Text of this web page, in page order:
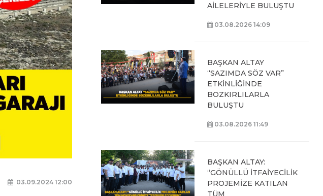
03.09.2024 12:00
AİLELERİYLE BULUŞTU
03.08.2026 14:09
BAŞKAN ALTAY
“SAZIMDA SÖZ VAR”
ETKİNLİĞİNDE
BOZKIRLILARLA
BULUŞTU
03.08.2026 11:49
BAŞKAN ALTAY:
“GÖNÜLLÜ İTFAİYECİLİK
PROJEMİZE KATILAN
TÜM